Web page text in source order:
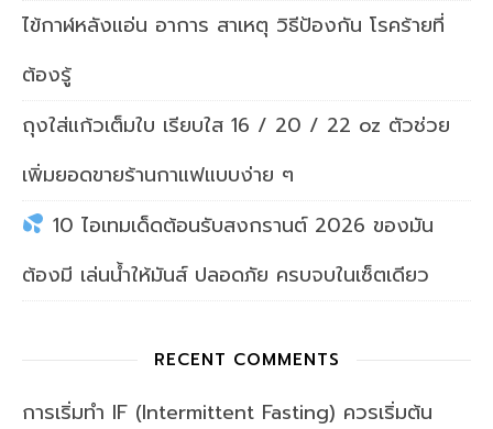
ไข้กาฬหลังแอ่น อาการ สาเหตุ วิธีป้องกัน โรคร้ายที่
ต้องรู้
ถุงใส่แก้วเต็มใบ เรียบใส 16 / 20 / 22 oz ตัวช่วย
เพิ่มยอดขายร้านกาแฟแบบง่าย ๆ
10 ไอเทมเด็ดต้อนรับสงกรานต์ 2026 ของมัน
ต้องมี เล่นน้ำให้มันส์ ปลอดภัย ครบจบในเซ็ตเดียว
RECENT COMMENTS
การเริ่มทำ IF (Intermittent Fasting) ควรเริ่มต้น